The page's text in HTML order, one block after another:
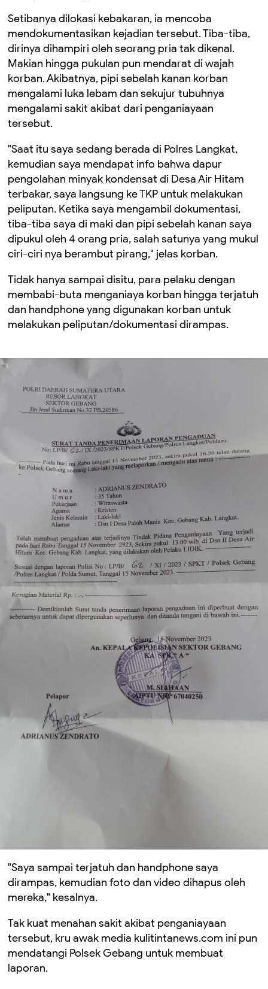
Setibanya dilokasi kebakaran, ia mencoba
mendokumentasikan kejadian tersebut. Tiba-tiba,
dirinya dihampiri oleh seorang pria tak dikenal.
Makian hingga pukulan pun mendarat di wajah
korban. Akibatnya, pipi sebelah kanan korban
mengalami luka lebam dan sekujur tubuhnya
mengalami sakit akibat dari penganiayaan
tersebut.
"Saat itu saya sedang berada di Polres Langkat,
kemudian saya mendapat info bahwa dapur
pengolahan minyak kondensat di Desa Air Hitam
terbakar, saya langsung ke TKP untuk melakukan
peliputan. Ketika saya mengambil dokumentasi,
tiba-tiba saya di maki dan pipi sebelah kanan saya
dipukul oleh 4 orang pria, salah satunya yang mukul
ciri-ciri nya berambut pirang," jelas korban.
Tidak hanya sampai disitu, para pelaku dengan
membabi-buta menganiaya korban hingga terjatuh
dan handphone yang digunakan korban untuk
melakukan peliputan/dokumentasi dirampas.
"Saya sampai terjatuh dan handphone saya
dirampas, kemudian foto dan video dihapus oleh
mereka," kesalnya.
Tak kuat menahan sakit akibat penganiayaan
tersebut, kru awak media kulitintanews.com ini pun
mendatangi Polsek Gebang untuk membuat
laporan.